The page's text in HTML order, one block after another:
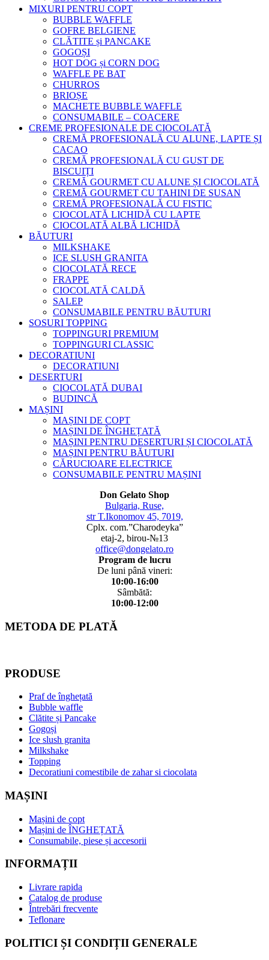
MIXURI PENTRU COPT
BUBBLE WAFFLE
GOFRE BELGIENE
CLĂTITE și PANCAKE
GOGOȘI
HOT DOG și CORN DOG
WAFFLE PE BAT
CHURROS
BRIOȘE
MACHETE BUBBLE WAFFLE
CONSUMABILE – COACERE
CREME PROFESIONALE DE CIOCOLATĂ
CREMĂ PROFESIONALĂ CU ALUNE, LAPTE ȘI
CACAO
CREMĂ PROFESIONALĂ CU GUST DE
BISCUIȚI
CREMĂ GOURMET CU ALUNE ȘI CIOCOLATĂ
CREMĂ GOURMET CU TAHINI DE SUSAN
CREMĂ PROFESIONALĂ CU FISTIC
CIOCOLATĂ LICHIDĂ CU LAPTE
CIOCOLATĂ ALBĂ LICHIDĂ
BĂUTURI
MILKSHAKE
ICE SLUSH GRANITA
CIOCOLATĂ RECE
FRAPPE
CIOCOLATĂ CALDĂ
SALEP
CONSUMABILE PENTRU BĂUTURI
SOSURI TOPPING
TOPPINGURI PREMIUM
TOPPINGURI CLASSIC
DECORATIUNI
DECORATIUNI
DESERTURI
CIOCOLATĂ DUBAI
BUDINCĂ
MAȘINI
MAȘINI DE COPT
MAȘINI DE ÎNGHEȚATĂ
MAȘINI PENTRU DESERTURI ȘI CIOCOLATĂ
MAȘINI PENTRU BĂUTURI
CĂRUCIOARE ELECTRICE
CONSUMABILE PENTRU MAȘINI
Don Gelato Shop
Bulgaria, Ruse,
str T.Ikonomov 45, 7019,
Cplx. com.”Charodeyka”
etaj-2, birou-№13
office@dongelato.ro
Program de lucru
De luni până vineri:
10:00-16:00
Sâmbătă:
10:00-12:00
METODA DE PLATĂ
PRODUSE
Praf de înghețată
Bubble waffle
Clătite și Pancake
Gogoși
Ice slush granita
Milkshake
Topping
Decoratiuni comestibile de zahar si ciocolata
MAȘINI
Mașini de copt
Mașini de ÎNGHEȚATĂ
Consumabile, piese și accesorii
INFORMAȚII
Livrare rapida
Catalog de produse
Întrebări frecvente
Teflonare
POLITICI ȘI CONDIȚII GENERALE